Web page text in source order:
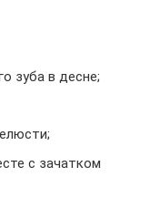
зуба в десне;
с зачатком